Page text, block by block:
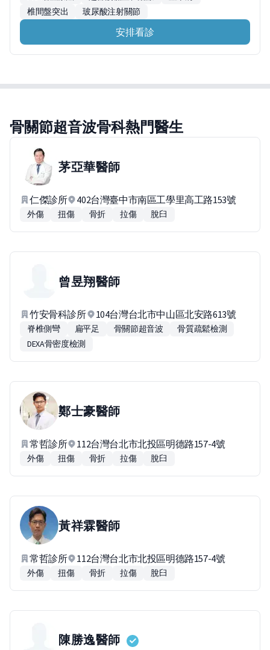
椎間盤突出
玻尿酸注射關節
安排看診
骨關節超音波骨科熱門醫生
茅亞華醫師
仁傑診所 402台灣臺中市南區工學里高工路153號
外傷 扭傷 骨折 拉傷 脫臼
曾昱翔醫師
竹安骨科診所 104台灣台北市中山區北安路613號
脊椎側彎 扁平足 骨關節超音波
骨質疏鬆檢測
DEXA骨密度檢測
鄭士豪醫師
常哲診所 112台灣台北市北投區明德路157-4號
外傷 扭傷 骨折 拉傷 脫臼
黃祥霖醫師
常哲診所 112台灣台北市北投區明德路157-4號
外傷 扭傷 骨折 拉傷 脫臼
陳勝逸醫師